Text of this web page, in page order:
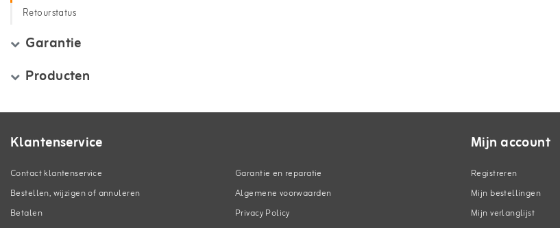
Retourstatus
Garantie
Producten
Klantenservice
Contact klantenservice
Bestellen, wijzigen of annuleren
Betalen
Garantie en reparatie
Algemene voorwaarden
Privacy Policy
Mijn account
Registreren
Mijn bestellingen
Mijn verlanglijst